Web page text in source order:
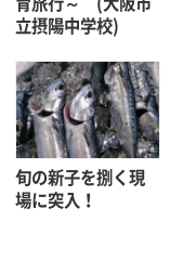
育旅行～ (大阪市
立摂陽中学校)
旬の新子を捌く現
場に突入！